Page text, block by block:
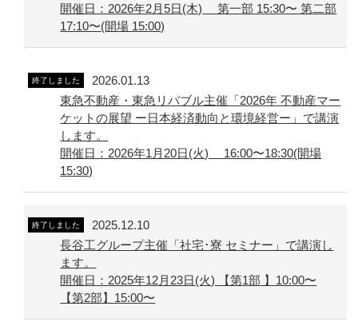
開催日：2026年2月5日(木) 第一部 15:30〜 第二部
17:10〜(開場 15:00)
終了しました
2026.01.13
東急不動産・東急リバブル主催「2026年 不動産マー
ケットの展望 ー日本経済動向と環境経営ー」で講演
します。
開催日：2026年1月20日(火) 16:00〜18:30(開場
15:30)
終了しました
2025.12.10
長谷工グループ主催「社宅･寮 セミナー」で講演し
ます。
開催日：2025年12月23日(火) 【第1部 】10:00〜
【第2部】15:00〜